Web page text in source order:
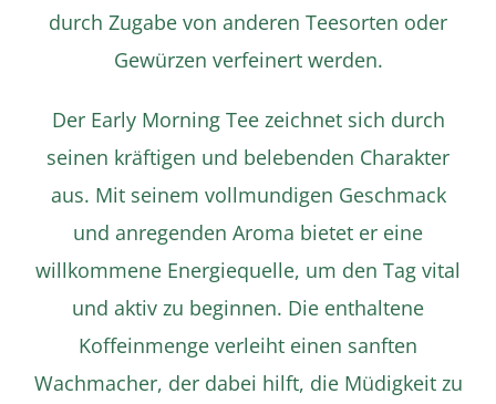
Details
durch Zugabe von anderen Teesorten oder
Gewürzen verfeinert werden.
Der Early Morning Tee zeichnet sich durch
seinen kräftigen und belebenden Charakter
aus. Mit seinem vollmundigen Geschmack
und anregenden Aroma bietet er eine
willkommene Energiequelle, um den Tag vital
und aktiv zu beginnen. Die enthaltene
Koffeinmenge verleiht einen sanften
Wachmacher, der dabei hilft, die Müdigkeit zu